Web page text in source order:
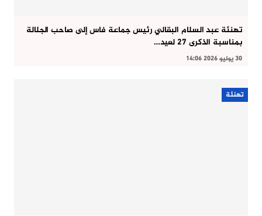
تهنئة عبد السلام البقالي رئيس جماعة فاس إلى صاحب الجلالة
بمناسبة الذكرى 27 لعيد…
30 يوليو 2026 14:06
تهنئة